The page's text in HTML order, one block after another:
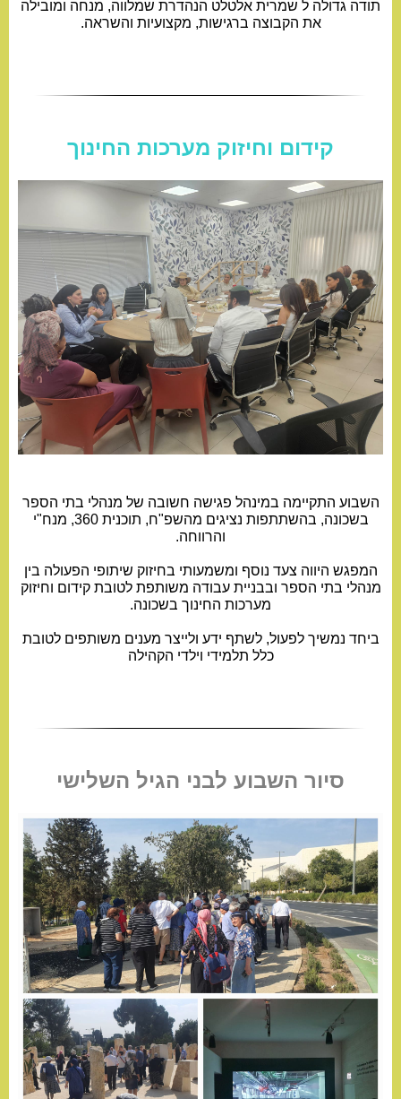
תודה גדולה ל שמרית אלטלט הנהדרת שמלווה, מנחה ומובילה
את הקבוצה ברגישות, מקצועיות והשראה.
קידום וחיזוק מערכות החינוך
השבוע התקיימה במינהל פגישה חשובה של מנהלי בתי הספר
בשכונה, בהשתתפות נציגים מהשפ"ח, תוכנית 360, מנח"י
והרווחה.
המפגש היווה צעד נוסף ומשמעותי בחיזוק שיתופי הפעולה בין
מנהלי בתי הספר ובבניית עבודה משותפת לטובת קידום וחיזוק
מערכות החינוך בשכונה.
ביחד נמשיך לפעול, לשתף ידע ולייצר מענים משותפים לטובת
כלל תלמידי וילדי הקהילה
סיור השבוע לבני הגיל השלישי